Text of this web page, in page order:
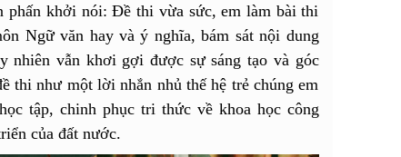
khởi nói: Đề thi vừa sức, em làm bài thi
Ngữ văn hay và ý nghĩa, bám sát nội dung
nhiên vẫn khơi gợi được sự sáng tạo và góc
thi như một lời nhắn nhủ thế hệ trẻ chúng em
tập, chinh phục tri thức về khoa học công
của đất nước.